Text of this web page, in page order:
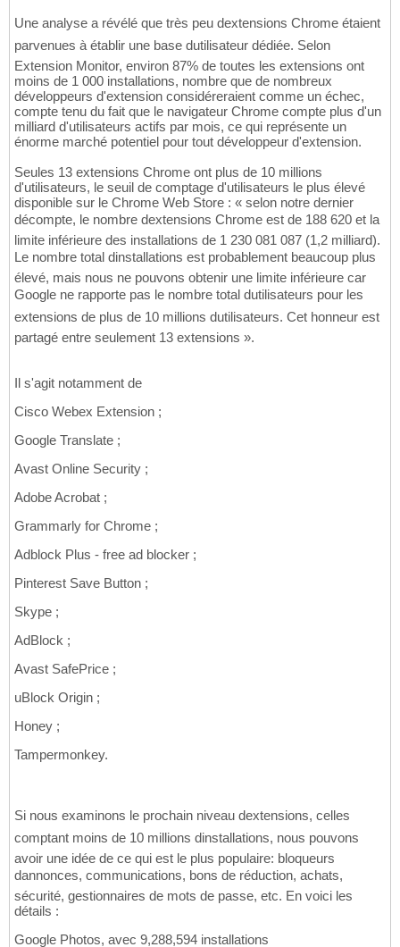
Une analyse a révélé que très peu dextensions Chrome étaient
parvenues à établir une base dutilisateur dédiée. Selon
Extension Monitor, environ 87% de toutes les extensions ont
moins de 1 000 installations, nombre que de nombreux
développeurs d'extension considéreraient comme un échec,
compte tenu du fait que le navigateur Chrome compte plus d'un
milliard d'utilisateurs actifs par mois, ce qui représente un
énorme marché potentiel pour tout développeur d'extension.
Seules 13 extensions Chrome ont plus de 10 millions
d'utilisateurs, le seuil de comptage d'utilisateurs le plus élevé
disponible sur le Chrome Web Store : « selon notre dernier
décompte, le nombre dextensions Chrome est de 188 620 et la
limite inférieure des installations de 1 230 081 087 (1,2 milliard).
Le nombre total dinstallations est probablement beaucoup plus
élevé, mais nous ne pouvons obtenir une limite inférieure car
Google ne rapporte pas le nombre total dutilisateurs pour les
extensions de plus de 10 millions dutilisateurs. Cet honneur est
partagé entre seulement 13 extensions ».
Il s'agit notamment de
Cisco Webex Extension ;
Google Translate ;
Avast Online Security ;
Adobe Acrobat ;
Grammarly for Chrome ;
Adblock Plus - free ad blocker ;
Pinterest Save Button ;
Skype ;
AdBlock ;
Avast SafePrice ;
uBlock Origin ;
Honey ;
Tampermonkey.
Si nous examinons le prochain niveau dextensions, celles
comptant moins de 10 millions dinstallations, nous pouvons
avoir une idée de ce qui est le plus populaire: bloqueurs
dannonces, communications, bons de réduction, achats,
sécurité, gestionnaires de mots de passe, etc. En voici les
détails :
Google Photos, avec 9,288,594 installations